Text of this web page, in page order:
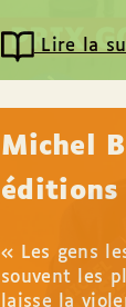
Lire la
Michel
éditions
« Les gens
souvent les
laisse la